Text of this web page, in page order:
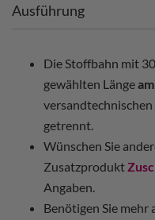
Ausführung
Die Stoffbahn mit
gewählten Länge
getrennt.
Wünschen Sie
Zusatzprodukt
Angaben.
Benötigen Sie mehr